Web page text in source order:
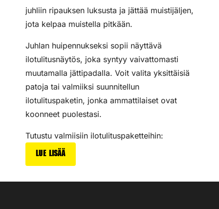
juhliin ripauksen luksusta ja jättää muistijäljen,
jota kelpaa muistella pitkään.
Juhlan huipennukseksi sopii näyttävä
ilotulitusnäytös, joka syntyy vaivattomasti
muutamalla jättipadalla. Voit valita yksittäisiä
patoja tai valmiiksi suunnitellun
ilotulituspaketin, jonka ammattilaiset ovat
koonneet puolestasi.
Tutustu valmiisiin ilotulituspaketteihin:
Lue lisää